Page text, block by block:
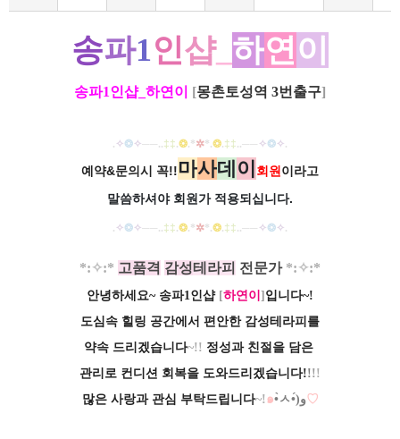
송파1인샵_ 하연이
송파1인샵_하연이 [몽촌토성역 3번출구]
. ✧❂✧──..‡‡.❂.*✲*.❂.‡‡..── ✧❂✧.
예약&문의시 꼭!!마사데 이 회원 이라고
말씀하셔야 회원가 적용되십니다.
. ✧❂✧──..‡‡.❂.*✲*.❂.‡‡..── ✧❂✧.
*:✧:* 고품격 감성테라피 전문가​ *:✧:*
안녕하세요~ 송파1인샵 [하연이 ] 입니다~!
도심속 힐링 공간에서 편안한 감성테라피를
약속 드리겠습니다~!! 정성과 친절을 담은
관리로 컨디션 회복을 도와드리겠습니다!!!!
많은 사랑과 관심 부탁드립니다~!๑ •̀ㅅ•́)و♡